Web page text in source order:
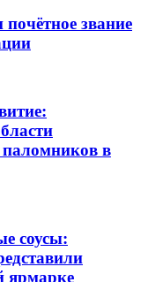
звание
паломников в
соусы:
ярмарке